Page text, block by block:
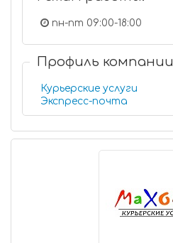
пн-пт 09:00-18:00
Профиль компании
Курьерские услуги
Экспресс-почта